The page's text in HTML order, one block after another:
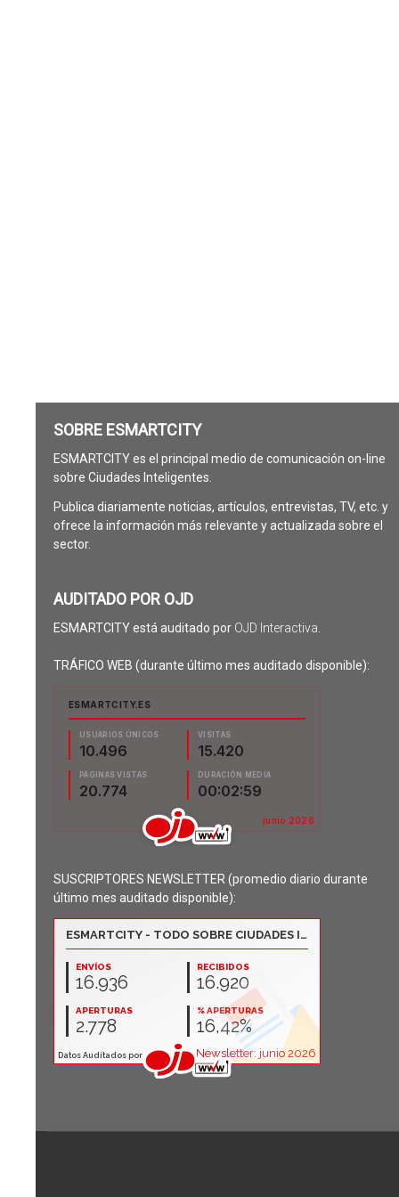
SOBRE ESMARTCITY
ESMARTCITY es el principal medio de comunicación on-line
sobre Ciudades Inteligentes.
Publica diariamente noticias, artículos, entrevistas, TV, etc. y
ofrece la información más relevante y actualizada sobre el
sector.
AUDITADO POR OJD
ESMARTCITY está auditado por OJD Interactiva
TRÁFICO WEB (durante último mes auditado disponible):
SUSCRIPTORES NEWSLETTER (promedio diario durante
último mes auditado disponible):